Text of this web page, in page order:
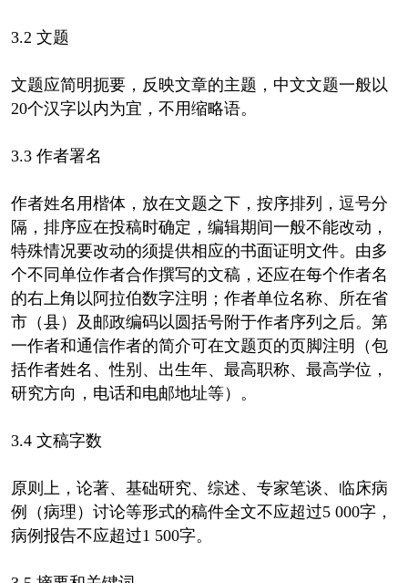
3.2 文题
文题应简明扼要，反映文章的主题，中文文题一般以
20个汉字以内为宜，不用缩略语。
3.3 作者署名
作者姓名用楷体，放在文题之下，按序排列，逗号分
隔，排序应在投稿时确定，编辑期间一般不能改动，
特殊情况要改动的须提供相应的书面证明文件。由多
个不同单位作者合作撰写的文稿，还应在每个作者名
的右上角以阿拉伯数字注明；作者单位名称、所在省
市（县）及邮政编码以圆括号附于作者序列之后。第
一作者和通信作者的简介可在文题页的页脚注明（包
括作者姓名、性别、出生年、最高职称、最高学位，
研究方向，电话和电邮地址等）。
3.4 文稿字数
原则上，论著、基础研究、综述、专家笔谈、临床病
例（病理）讨论等形式的稿件全文不应超过5 000字，
病例报告不应超过1 500字。